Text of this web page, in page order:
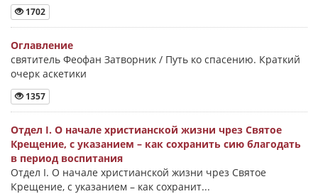
1702
Оглавление
святитель Феофан Затворник / Путь ко спасению. Краткий
очерк аскетики
1357
Отдел I. О начале христианской жизни чрез Святое
Крещение, с указанием – как сохранить сию благодать
в период воспитания
Отдел I. О начале христианской жизни чрез Святое
Крещение, с указанием – как сохранит...